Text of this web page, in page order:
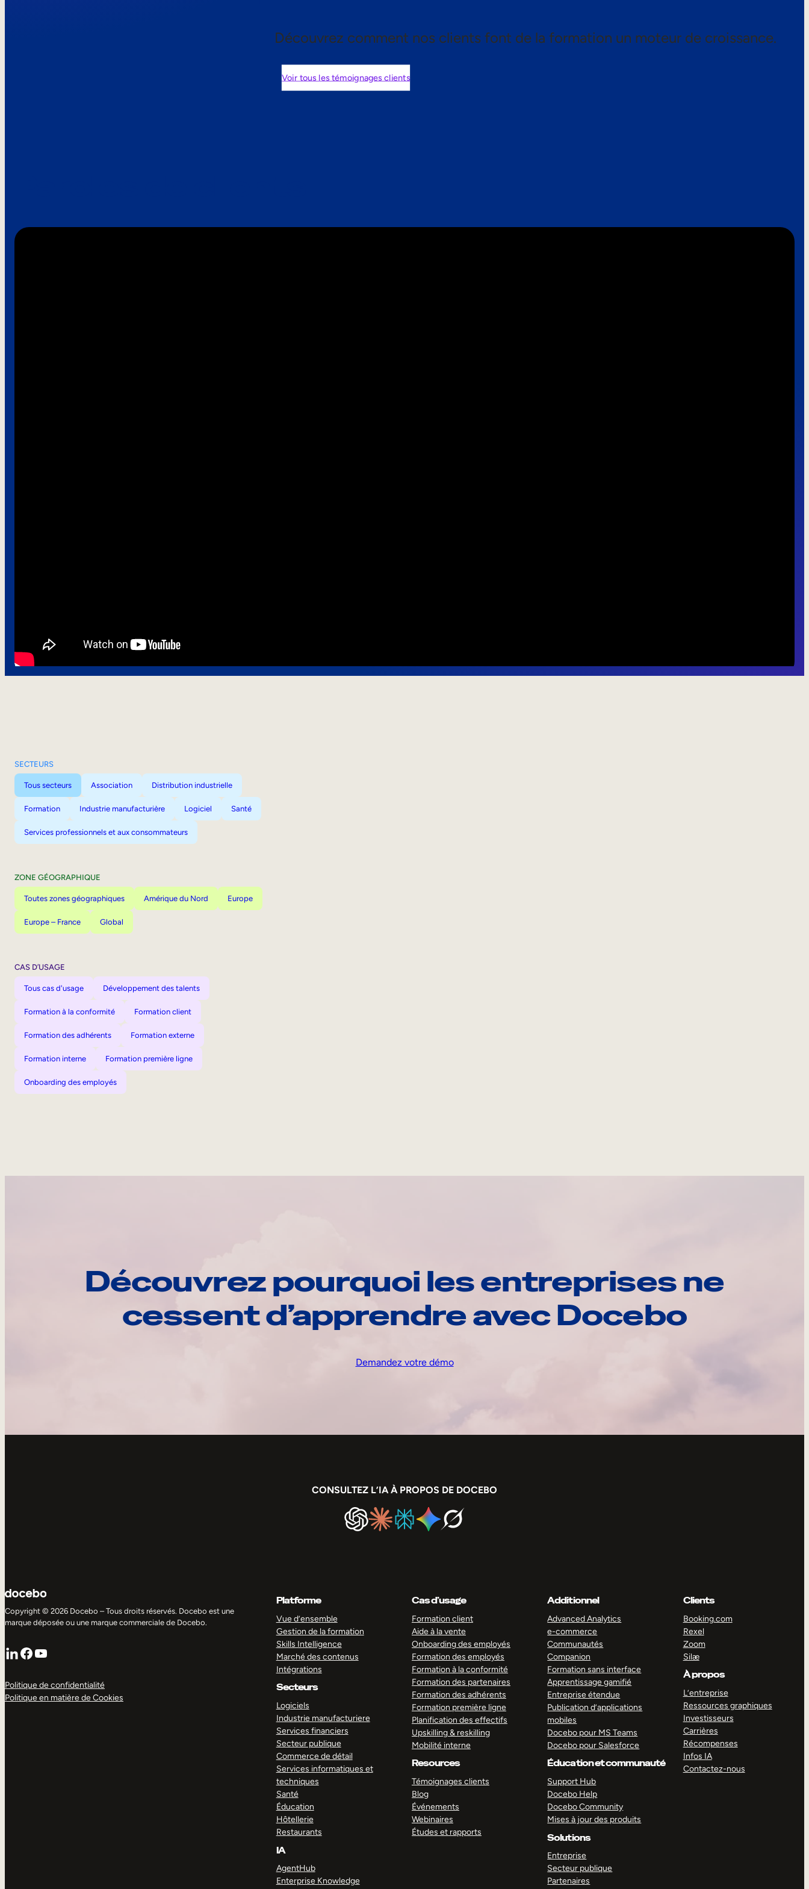
Découvrez comment nos clients font de la formation un moteur de croissance.
Voir tous les témoignages clients
SECTEURS
Tous secteurs Association Distribution industrielle
Formation Industrie manufacturière Logiciel Santé
Services professionnels et aux consommateurs
ZONE GÉOGRAPHIQUE
Toutes zones géographiques Amérique du Nord Europe
Europe – France Global
CAS D’USAGE
Tous cas d'usage Développement des talents
Formation à la conformité Formation client
Formation des adhérents Formation externe
Formation interne Formation première ligne
Onboarding des employés
Découvrez pourquoi les entreprises ne
cessent d’apprendre avec Docebo
Demandez votre démo
CONSULTEZ L’IA À PROPOS DE DOCEBO
Copyright © 2026 Docebo – Tous droits réservés. Docebo est une
marque déposée ou une marque commerciale de Docebo.
LinkedIn
Facebook
YouTube
Politique de confidentialité
Politique en matière de Cookies
Platforme
Vue d’ensemble
Gestion de la formation
Skills Intelligence
Marché des contenus
Intégrations
Secteurs
Logiciels
Industrie manufacturiere
Services financiers
Secteur publique
Commerce de détail
Services informatiques et
techniques
Santé
Éducation
Hôtellerie
Restaurants
IA
AgentHub
Enterprise Knowledge
Cas d’usage
Formation client
Aide à la vente
Onboarding des employés
Formation des employés
Formation à la conformité
Formation des partenaires
Formation des adhérents
Formation première ligne
Planification des effectifs
Upskilling & reskilling
Mobilité interne
Resources
Témoignages clients
Blog
Événements
Webinaires
Études et rapports
Additionnel
Advanced Analytics
e-commerce
Communautés
Companion
Formation sans interface
Apprentissage gamifié
Entreprise étendue
Publication d’applications
mobiles
Docebo pour MS Teams
Docebo pour Salesforce
Éducation et communauté
Support Hub
Docebo Help
Docebo Community
Mises à jour des produits
Solutions
Entreprise
Secteur publique
Partenaires
Clients
Booking.com
Rexel
Zoom
Silæ
À propos
L’entreprise
Ressources graphiques
Investisseurs
Carrières
Récompenses
Infos IA
Contactez-nous